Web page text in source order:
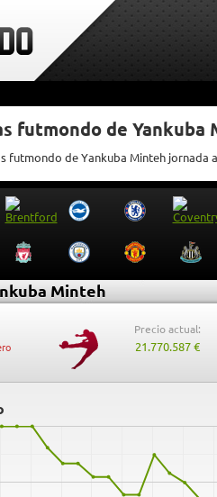
futmondo de Yankuba
futmondo de Yankuba Minteh jornada
Minteh
Precio actual:
21.770.587 €